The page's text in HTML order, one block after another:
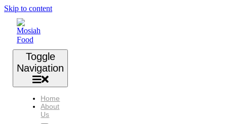
Skip to content
Toggle
Navigation
Home
About
Us